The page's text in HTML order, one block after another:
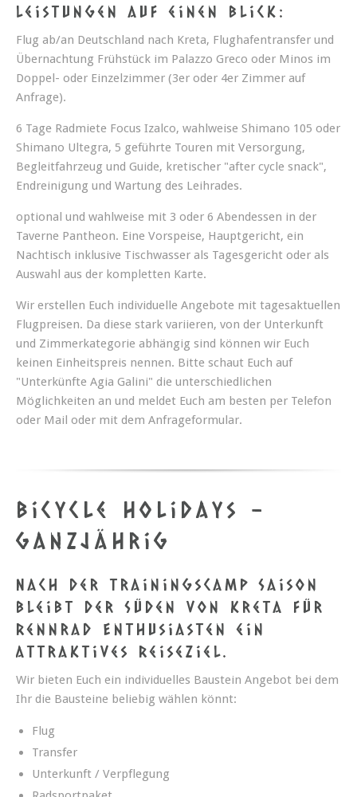
Leistungen auf einen Blick:
Flug ab/an Deutschland nach Kreta, Flughafentransfer und
Übernachtung Frühstück im Palazzo Greco oder Minos im
Doppel- oder Einzelzimmer (3er oder 4er Zimmer auf
Anfrage).
6 Tage Radmiete Focus Izalco, wahlweise Shimano 105 oder
Shimano Ultegra, 5 geführte Touren mit Versorgung,
Begleitfahrzeug und Guide, kretischer "after cycle snack",
Endreinigung und Wartung des Leihrades.
optional und wahlweise mit 3 oder 6 Abendessen in der
Taverne Pantheon. Eine Vorspeise, Hauptgericht, ein
Nachtisch inklusive Tischwasser als Tagesgericht oder als
Auswahl aus der kompletten Karte.
Wir erstellen Euch individuelle Angebote mit tagesaktuellen
Flugpreisen. Da diese stark variieren, von der Unterkunft
und Zimmerkategorie abhängig sind können wir Euch
keinen Einheitspreis nennen. Bitte schaut Euch auf
"Unterkünfte Agia Galini" die unterschiedlichen
Möglichkeiten an und meldet Euch am besten per Telefon
oder Mail oder mit dem Anfrageformular.
Bicycle Holidays -
ganzjährig
Nach der Trainingscamp Saison
bleibt der Süden von Kreta für
Rennrad Enthusiasten ein
attraktives Reiseziel.
Wir bieten Euch ein individuelles Baustein Angebot bei dem
Ihr die Bausteine beliebig wählen könnt:
Flug
Transfer
Unterkunft / Verpflegung